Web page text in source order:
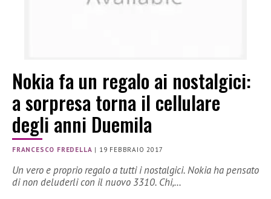
Nokia fa un regalo ai nostalgici:
a sorpresa torna il cellulare
degli anni Duemila
FRANCESCO FREDELLA | 19 FEBBRAIO 2017
Un vero e proprio regalo a tutti i nostalgici. Nokia ha pensato
di non deluderli con il nuovo 3310. Chi,…